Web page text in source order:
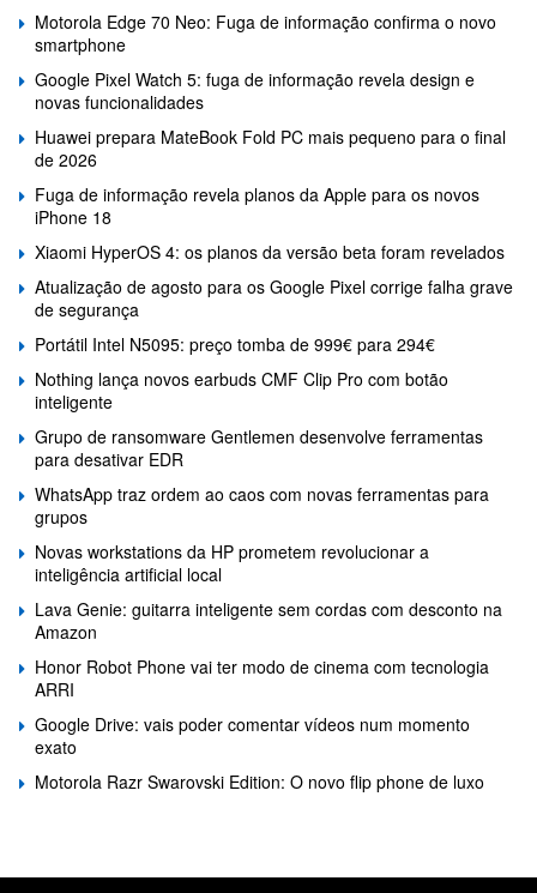
Motorola Edge 70 Neo: Fuga de informação confirma o novo
smartphone
Google Pixel Watch 5: fuga de informação revela design e
novas funcionalidades
Huawei prepara MateBook Fold PC mais pequeno para o final
de 2026
Fuga de informação revela planos da Apple para os novos
iPhone 18
Xiaomi HyperOS 4: os planos da versão beta foram revelados
Atualização de agosto para os Google Pixel corrige falha grave
de segurança
Portátil Intel N5095: preço tomba de 999€ para 294€
Nothing lança novos earbuds CMF Clip Pro com botão
inteligente
Grupo de ransomware Gentlemen desenvolve ferramentas
para desativar EDR
WhatsApp traz ordem ao caos com novas ferramentas para
grupos
Novas workstations da HP prometem revolucionar a
inteligência artificial local
Lava Genie: guitarra inteligente sem cordas com desconto na
Amazon
Honor Robot Phone vai ter modo de cinema com tecnologia
ARRI
Google Drive: vais poder comentar vídeos num momento
exato
Motorola Razr Swarovski Edition: O novo flip phone de luxo